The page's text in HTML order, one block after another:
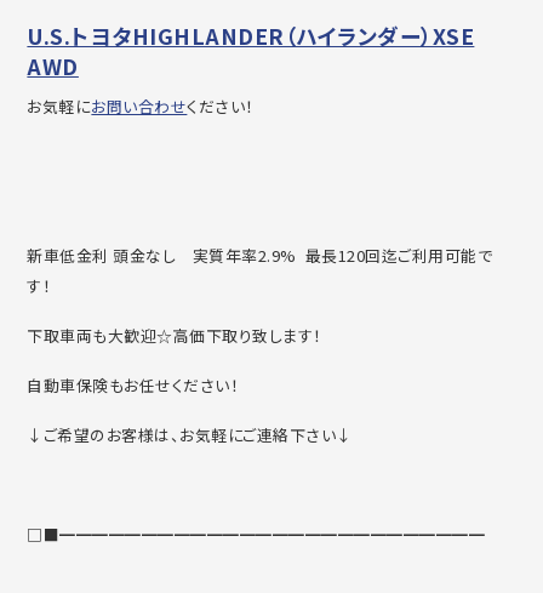
U.S.トヨタHIGHLANDER（ハイランダー）XSE
AWD
お気軽にお問い合わせください！
新車低金利 頭金なし 実質年率2.9% 最長120回迄ご利用可能で
す！
下取車両も大歓迎☆高価下取り致します！
自動車保険もお任せください！
↓ご希望のお客様は、お気軽にご連絡下さい↓
□■━━━━━━━━━━━━━━━━━━━━━━━━━━